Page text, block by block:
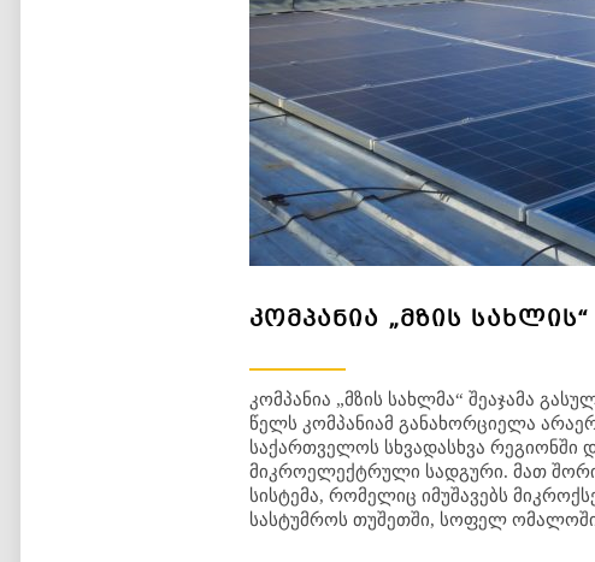
ᲙᲝᲛᲞᲐᲜᲘᲐ „ᲛᲖᲘᲡ
კომპანია „მზის სახლმა“ შეაჯამა
წელს კომპანიამ განახორციელა
საქართველოს სხვადასხვა რეგიონში
მიკროელექტრული სადგური. მათ
სისტემა, რომელიც იმუშავებს
სასტუმროს თუშეთში, სოფელ